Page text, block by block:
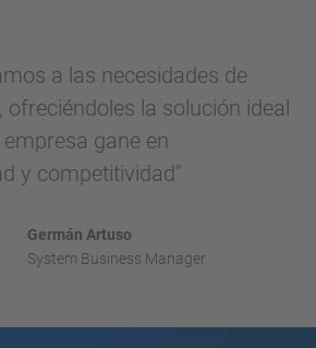
a las necesidades de
ofreciéndoles la solución ideal
gane en
y competitividad"
Germán Artuso
System Business Manager